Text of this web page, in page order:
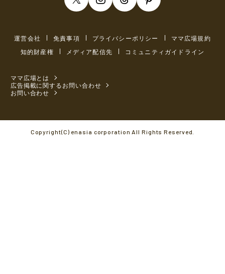
運営会社 免責事項 プライバシーポリシー
ママ広場規約
知的財産権
メディア配信先 コミュニティガイドライン
ママ広場とは
広告掲載に関するお問い合わせ
お問い合わせ
Copyright(C) enasia corporation All Rights Reserved.